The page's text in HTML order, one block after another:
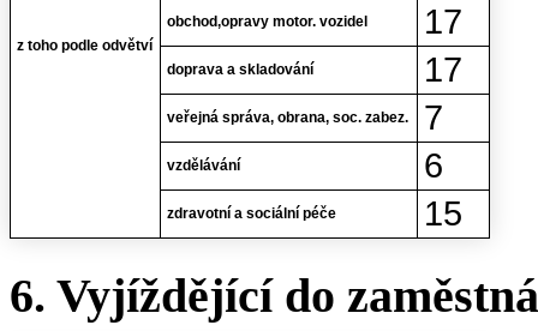
z toho podle odvětví
obchod,opravy motor. vozidel 17
doprava a skladování 17
veřejná správa, obrana, soc. zabez. 7
vzdělávání 6
zdravotní a sociální péče 15
6. Vyjíždějící do